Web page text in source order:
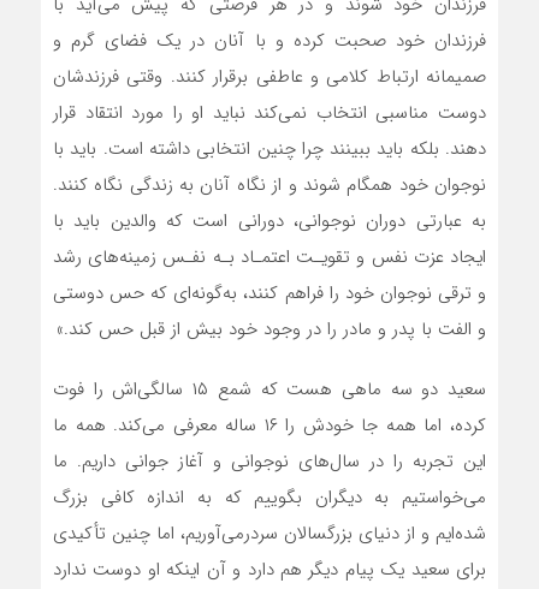
فرزندان خود صحبت کرده و با آنان در یک فضای گرم و
صمیمانه ارتباط کلامی و عاطفی برقرار کنند. وقتی فرزندشان
دوست مناسبی انتخاب نمی‌کند نباید او را مورد انتقاد قرار
دهند. بلکه باید ببینند چرا چنین انتخابی داشته است. باید با
نوجوان خود همگام شوند و از نگاه آنان به زندگی نگاه کنند.
به عبارتی دوران نوجوانی، دورانی است که والدین باید با
ایجاد عزت نفس و تقویـت اعتمـاد بـه نفـس زمینه‌های رشد
و ترقی نوجوان خود را فراهم کنند، به‌گونه‌ای که حس دوستی
و الفت با پدر و مادر را در وجود خود بیش از قبل حس کند.»
سعید دو سه ماهی هست که شمع ۱۵ سالگی‌اش را فوت
کرده، اما همه جا خودش را ۱۶ ساله معرفی می‌کند. همه ما
این تجربه را در سال‌های نوجوانی و آغاز جوانی داریم. ما
می‌خواستیم به دیگران بگوییم که به اندازه کافی بزرگ
شده‌ایم و از دنیای بزرگسالان سر‌درمی‌آوریم، اما چنین تأکیدی
برای سعید یک پیام دیگر هم دارد و آن اینکه او دوست ندارد